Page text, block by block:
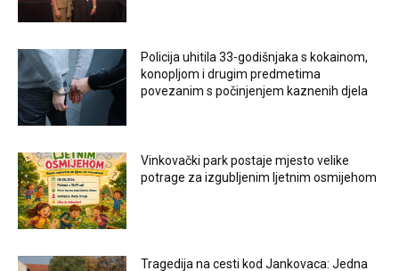
Policija uhitila 33-godišnjaka s kokainom,
konopljom i drugim predmetima
povezanim s počinjenjem kaznenih djela
Vinkovački park postaje mjesto velike
potrage za izgubljenim ljetnim osmijehom
Tragedija na cesti kod Jankovaca: Jedna